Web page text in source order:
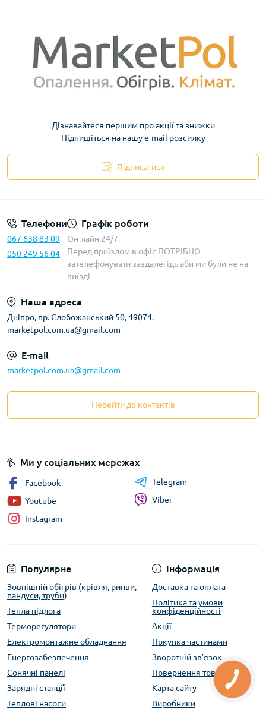
Дізнавайтеся першим про акції та знижки
Підпишіться на нашу e-mail розсилку
Підписатися
Телефони
067 638 83 09
050 249 56 04
Графік роботи
Он-лайн 24/7
Перед приїздом в офіс ПОТРІБНО
зателефонувати заздалегідь аби ми були не на
виїзді
Наша адреса
Дніпро, пр. Слобожанський 50, 49074.
marketpol.com.ua@gmail.com
E-mail
marketpol.com.ua@gmail.com
Перейти до контактів
Популярне
Зовнішній обігрів (крівля, ринви,
пандуси, труби)
Тепла підлога
Терморегулятори
Електромонтажне обладнання
Енергозабезпечення
Сонячні панелі
Зарядні станції
Теплові насоси
Інформація
Доставка та оплата
Політика та умови
конфіденційності
Акції
Покупка частинами
Зворотній зв’язок
Повернення товару
Карта сайту
Виробники
Ми у соціальних мережах
Facebook
Youtube
Instagram
Telegram
Viber